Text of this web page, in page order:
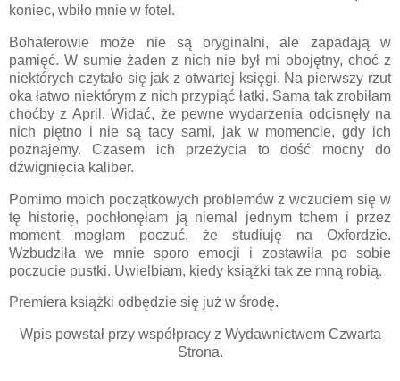
koniec, wbiło mnie w fotel.
Bohaterowie może nie są oryginalni, ale zapadają w
pamięć. W sumie żaden z nich nie był mi obojętny, choć z
niektórych czytało się jak z otwartej księgi. Na pierwszy rzut
oka łatwo niektórym z nich przypiąć łatki. Sama tak zrobiłam
choćby z April. Widać, że pewne wydarzenia odcisnęły na
nich piętno i nie są tacy sami, jak w momencie, gdy ich
poznajemy. Czasem ich przeżycia to dość mocny do
dźwignięcia kaliber.
Pomimo moich początkowych problemów z wczuciem się w
tę historię, pochłonęłam ją niemal jednym tchem i przez
moment mogłam poczuć, że studiuję na Oxfordzie.
Wzbudziła we mnie sporo emocji i zostawiła po sobie
poczucie pustki. Uwielbiam, kiedy książki tak ze mną robią.
Premiera książki odbędzie się już w środę.
Wpis powstał przy współpracy z Wydawnictwem Czwarta
Strona.